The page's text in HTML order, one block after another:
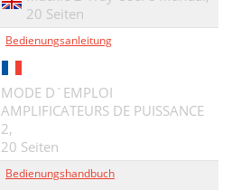
20 Seiten
Bedienungsanleitung
MODE D`EMPLOI
AMPLIFICATEURS DE PUISSANCE
2,
20 Seiten
Bedienungshandbuch